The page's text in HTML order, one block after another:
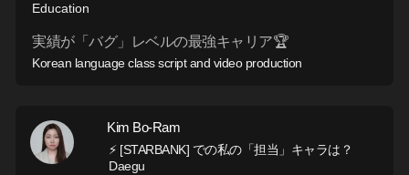
Education
実績が「バグ」レベルの最強キャリア🏆
Korean language class script and video production
Kim Bo-Ram
⚡ [STARBANK] での私の「担当」キャラは？
Daegu